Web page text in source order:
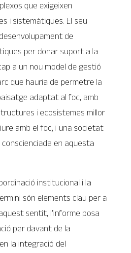
que exigeixen
i sistemàtiques. El seu
de
per donar suport a la
a un nou model de gestió
que hauria de permetre la
adaptat al foc, amb
i ecosistemes millor
amb el foc, i una societat
en aquesta
institucional i la
són elements clau per a
sentit, l’informe posa
per davant de la
la integració del